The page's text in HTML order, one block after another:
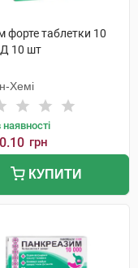
форте таблетки 10
10 шт
Хемі
грн
КУПИТИ